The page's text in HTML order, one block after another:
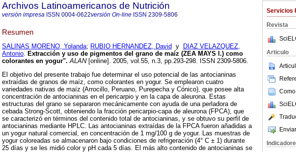
Servicios
Revista
Articulo
Archivos Latinoamericanos de Nutrición
versión impresa ISSN 0004-0622versión On-line ISSN 2309-5806
Resumen
SALINAS MORENO, Yolanda; RUBIO HERNANDEZ, David y
DIAZ VELAZQUEZ,
Antonio. Extracción y uso de pigmentos del grano de maíz (ZEA MAYS l.) como
colorantes en yogur". ALAN[online]. 2005, vol.55, n.3, pp.293-298. ISSN 2309-5806.
El objetivo del presente trabajo fue determinar el uso potencial de las antocianinas
extraídas de granos de maíz, como colorantes en yogur. Se emplearon cuatro
variedades nativas de maíz (Arrocillo, Peruano, Purepecha y Cónico), que posee alta
concentración de antocianinas en el pericarpio y en la capa de aleurona. Estas
estructuras del grano se separaron mecánicamente con ayuda de una perladora de
cebada Strong-Scott, obteniendo la fracción pericarpio-capa de aleurona (FPCA), que
se caracterizó en términos del contenido total de antocianinas, y se obtuvo su perfil de
antocianinas mediante HPLC. Las antocianinas extraídas de la FPCA fueron añadidas a
un yogur natural comercial, en concentración de 1 mg/100 g de yogur. Las muestras de
yogur coloreadas se almacenaron bajo condiciones de refrigeración (4° C ± 1) durante
25 días y se les midió color y pH cada 5 días. El más alto contenido de antocianinas se